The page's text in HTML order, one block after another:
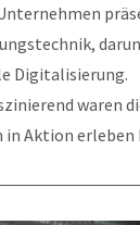
Digitalisierung.
waren
in Aktion erleben